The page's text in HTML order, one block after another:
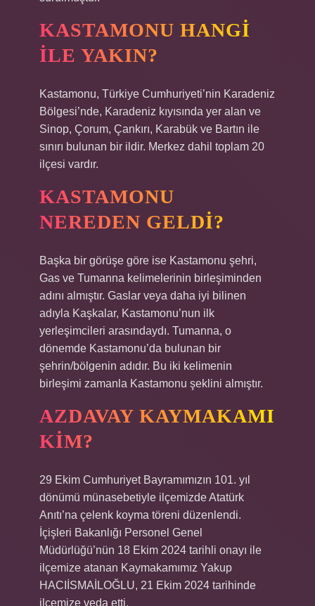
KASTAMONU HANGI
ILE YAKIN?
Kastamonu, Türkiye Cumhuriyeti’nin Karadeniz
Bölgesi’nde, Karadeniz kıyısında yer alan ve
Sinop, Çorum, Çankırı, Karabük ve Bartın ile
sınırı bulunan bir ildir. Merkez dahil toplam 20
ilçesi vardır.
KASTAMONU
NEREDEN GELDI?
Başka bir görüşe göre ise Kastamonu şehri,
Gas ve Tumanna kelimelerinin birleşiminden
adını almıştır. Gaslar veya daha iyi bilinen
adıyla Kaşkalar, Kastamonu’nun ilk
yerleşimcileri arasındaydı. Tumanna, o
dönemde Kastamonu’da bulunan bir
şehrin/bölgenin adıdır. Bu iki kelimenin
birleşimi zamanla Kastamonu şeklini almıştır.
AZDAVAY KAYMAKAMI
KIM?
29 Ekim Cumhuriyet Bayramımızın 101. yıl
dönümü münasebetiyle ilçemizde Atatürk
Anıtı’na çelenk koyma töreni düzenlendi.
İçişleri Bakanlığı Personel Genel
Müdürlüğü’nün 18 Ekim 2024 tarihli onayı ile
ilçemize atanan Kaymakamımız Yakup
HACIİSMAİLOĞLU, 21 Ekim 2024 tarihinde
ilçemize veda etti.